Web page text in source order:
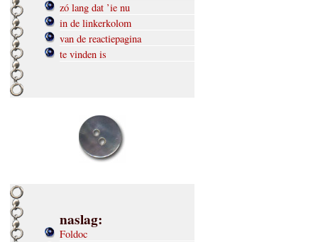
zó lang dat ’ie nu
in de linkerkolom
van de reactiepagina
te vinden is
naslag:
Foldoc